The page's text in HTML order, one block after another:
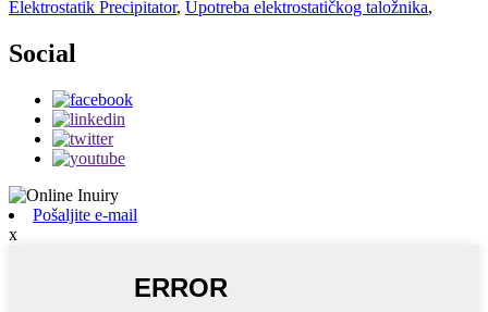
Elektrostatik Precipitator, Upotreba elektrostatičkog taložnika,
Social
Pošaljite e-mail
x